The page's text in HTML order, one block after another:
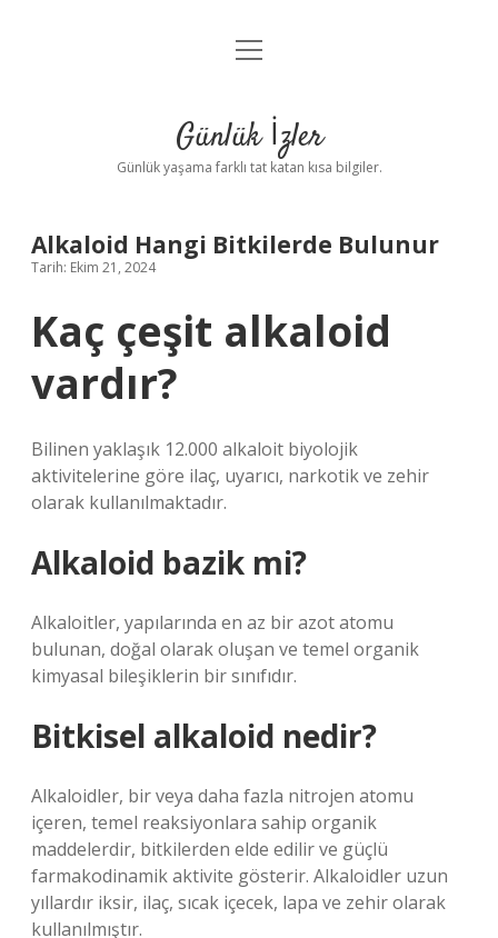
Anasayfa
Yasal Uyarı
menüyü
Günlük İzler
Günlük yaşama farklı tat katan kısa bilgiler.
Alkaloid Hangi Bitkilerde Bulunur
Tarih: Ekim 21, 2024
Kaç çeşit alkaloid
vardır?
Bilinen yaklaşık 12.000 alkaloit biyolojik
aktivitelerine göre ilaç, uyarıcı, narkotik ve zehir
olarak kullanılmaktadır.
Alkaloid bazik mi?
Alkaloitler, yapılarında en az bir azot atomu
bulunan, doğal olarak oluşan ve temel organik
kimyasal bileşiklerin bir sınıfıdır.
Bitkisel alkaloid nedir?
Alkaloidler, bir veya daha fazla nitrojen atomu
içeren, temel reaksiyonlara sahip organik
maddelerdir, bitkilerden elde edilir ve güçlü
farmakodinamik aktivite gösterir. Alkaloidler uzun
yıllardır iksir, ilaç, sıcak içecek, lapa ve zehir olarak
kullanılmıştır.